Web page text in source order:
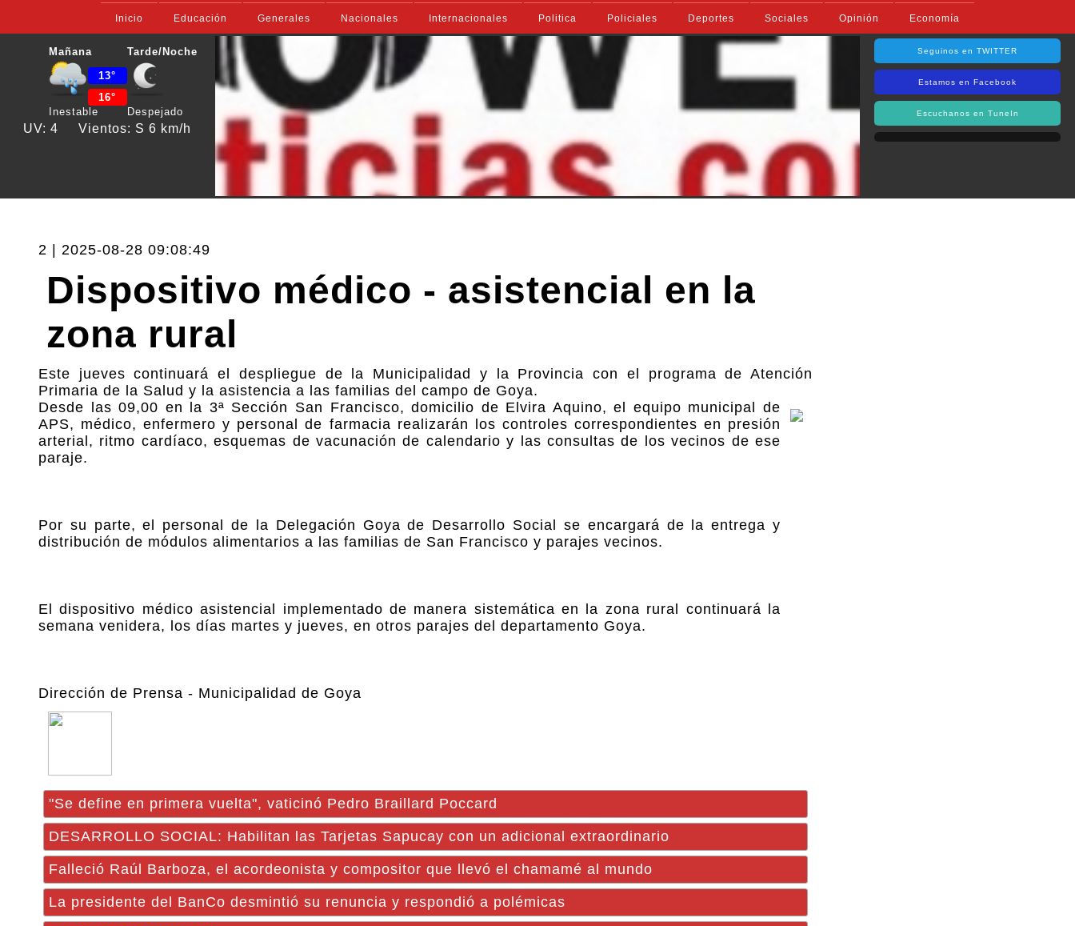
Inicio Educación Generales Nacionales Internacionales Politica Policiales Deportes Sociales Opinión Economía
Mañana
Inestable
13°
16°
Tarde/Noche
Despejado
UV: 4 Vientos: S 6 km/h
Seguinos en TWITTER
Estamos en Facebook
Escuchanos en TuneIn
2 | 2025-08-28 09:08:49
Dispositivo médico - asistencial en la
zona rural
Este jueves continuará el despliegue de la Municipalidad y la Provincia con el programa de Atención
Primaria de la Salud y la asistencia a las familias del campo de Goya.
Desde las 09,00 en la 3ª Sección San Francisco, domicilio de Elvira Aquino, el equipo municipal de
APS, médico, enfermero y personal de farmacia realizarán los controles correspondientes en presión
arterial, ritmo cardíaco, esquemas de vacunación de calendario y las consultas de los vecinos de ese
paraje.
Por su parte, el personal de la Delegación Goya de Desarrollo Social se encargará de la entrega y
distribución de módulos alimentarios a las familias de San Francisco y parajes vecinos.
El dispositivo médico asistencial implementado de manera sistemática en la zona rural continuará la
semana venidera, los días martes y jueves, en otros parajes del departamento Goya.
Dirección de Prensa - Municipalidad de Goya
"Se define en primera vuelta", vaticinó Pedro Braillard Poccard
DESARROLLO SOCIAL: Habilitan las Tarjetas Sapucay con un adicional extraordinario
Falleció Raúl Barboza, el acordeonista y compositor que llevó el chamamé al mundo
La presidente del BanCo desmintió su renuncia y respondió a polémicas